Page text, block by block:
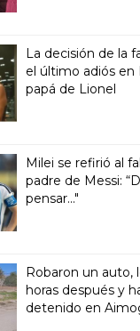
La decisión de la
el último adiós en
papá de Lionel
Milei se refirió al
padre de Messi:
pensar..."
Robaron un auto,
horas después y
detenido en